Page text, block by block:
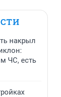
накрыл
ЧС, есть